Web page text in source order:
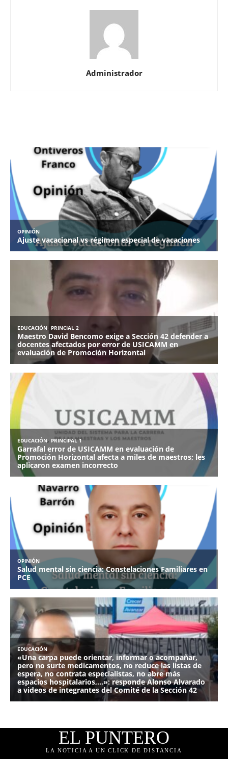
Administrador
EL PUNTERO
LA NOTICIA A UN CLICK DE DISTANCIA